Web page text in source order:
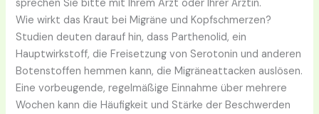
sprechen Sie bitte mit Ihrem Arzt oder Ihrer Ärztin.
Wie wirkt das Kraut bei Migräne und Kopfschmerzen?
Studien deuten darauf hin, dass Parthenolid, ein
Hauptwirkstoff, die Freisetzung von Serotonin und anderen
Botenstoffen hemmen kann, die Migräneattacken auslösen.
Eine vorbeugende, regelmäßige Einnahme über mehrere
Wochen kann die Häufigkeit und Stärke der Beschwerden